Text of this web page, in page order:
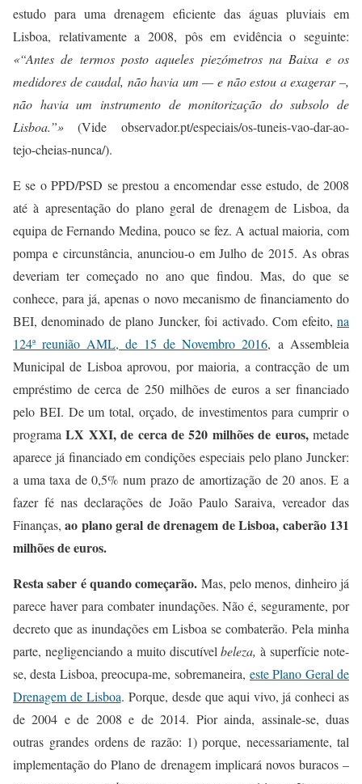
estudo para uma drenagem eficiente das águas pluviais em
Lisboa, relativamente a 2008, pôs em evidência o seguinte:
«“Antes de termos posto aqueles piezómetros na Baixa e os
medidores de caudal, não havia um — e não estou a exagerar –,
não havia um instrumento de monitorização do subsolo de
Lisboa.”» (Vide observador.pt/especiais/os-tuneis-vao-dar-ao-
tejo-cheias-nunca/).
E se o PPD/PSD se prestou a encomendar esse estudo, de 2008
até à apresentação do plano geral de drenagem de Lisboa, da
equipa de Fernando Medina, pouco se fez. A actual maioria, com
pompa e circunstância, anunciou-o em Julho de 2015. As obras
deveriam ter começado no ano que findou. Mas, do que se
conhece, para já, apenas o novo mecanismo de financiamento do
BEI, denominado de plano Juncker, foi activado. Com efeito, na
124ª reunião AML, de 15 de Novembro 2016, a Assembleia
Municipal de Lisboa aprovou, por maioria, a contracção de um
empréstimo de cerca de 250 milhões de euros aser financiado
pelo BEI. De um total, orçado, de investimentos para cumprir o
programaLX XXI,de cerca de 520 milhões de euros,metade
aparece já financiado em condições especiais pelo plano Juncker:
a uma taxa de 0,5% num prazo de amortização de 20 anos. E a
fazer fé nas declarações de João Paulo Saraiva, vereador das
Finanças, ao plano geral de drenagem de Lisboa, caberão131
milhões de euros.
Resta saber é quando começarão. Mas, pelo menos, dinheiro já
parece haver para combater inundações.Não é, seguramente, por
decreto que as inundações em Lisboa se combaterão. Pela minha
parte, negligenciando a muito discutível beleza,à superfície note-
se, desta Lisboa, preocupa-me, sobremaneira, este Plano Geral de
Drenagem de Lisboa.Porque,desde que aqui vivo, já conheci as
de 2004 e de 2008 e de2014. Pior ainda, assinale-se,duas
outras grandes ordens de razão: 1) porque, necessariamente, tal
implementação do Plano de drenagem implicará novos buracos –